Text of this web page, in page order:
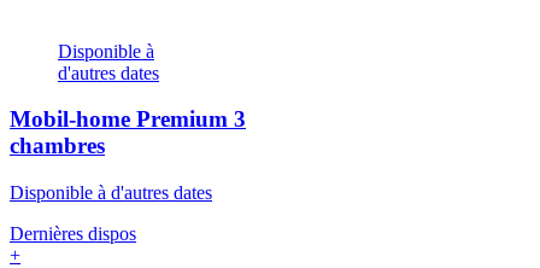
Disponible à
d'autres dates
Mobil-home Premium 3
chambres
Disponible à d'autres dates
Dernières dispos
+